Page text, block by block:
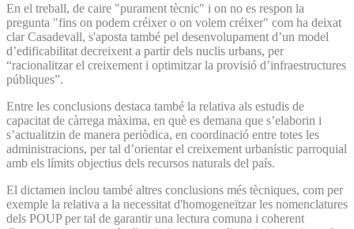
En el treball, de caire "purament tècnic" i on no es respon la
pregunta "fins on podem créixer o on volem créixer" com ha deixat
clar Casadevall, s'aposta també pel desenvolupament d’un model
d’edificabilitat decreixent a partir dels nuclis urbans, per
“racionalitzar el creixement i optimitzar la provisió d’infraestructures
públiques”.
Entre les conclusions destaca també la relativa als estudis de
capacitat de càrrega màxima, en què es demana que s’elaborin i
s’actualitzin de manera periòdica, en coordinació entre totes les
administracions, per tal d’orientar el creixement urbanístic parroquial
amb els límits objectius dels recursos naturals del país.
El dictamen inclou també altres conclusions més tècniques, com per
exemple la relativa a la necessitat d'homogeneïtzar les nomenclatures
dels POUP per tal de garantir una lectura comuna i coherent